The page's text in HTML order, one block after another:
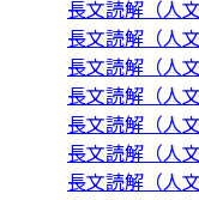
長文読解（人
長文読解（人
長文読解（人
長文読解（人
長文読解（人
長文読解（人
長文読解（人